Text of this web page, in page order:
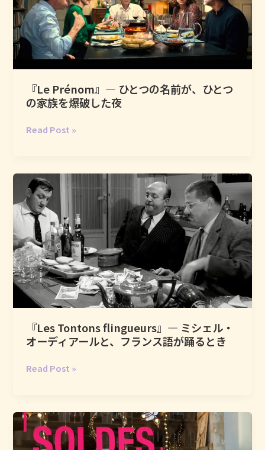
バ
ッ
グ
で
何
年
も
暮
ら
う、
フ
ラ
ン
ス
式
の
選
択
ン
ス
人
は
突
ロ
ゼ
か
み
は
じ
め
る
―
あ
の
ピ
ン
色
の
体
っ
た
い
『Le Prénom』― ひとつの名前が、ひとつ
の家族を爆破した夜
『Le
ひ
と
つ
の
名
前
が、
ひ
と
つ
家
族
爆
た
夜
Read Post »
『Les Tontons flingueurs』― ミシェル・
オーディアールと、フランス語が踊るとき
『Les
―
ミ
シ
Read Post »